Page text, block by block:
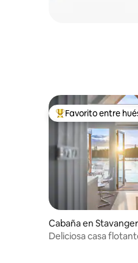
De los mejores en
Favorito entre
Cabaña en Stavanger
Deliciosa casa